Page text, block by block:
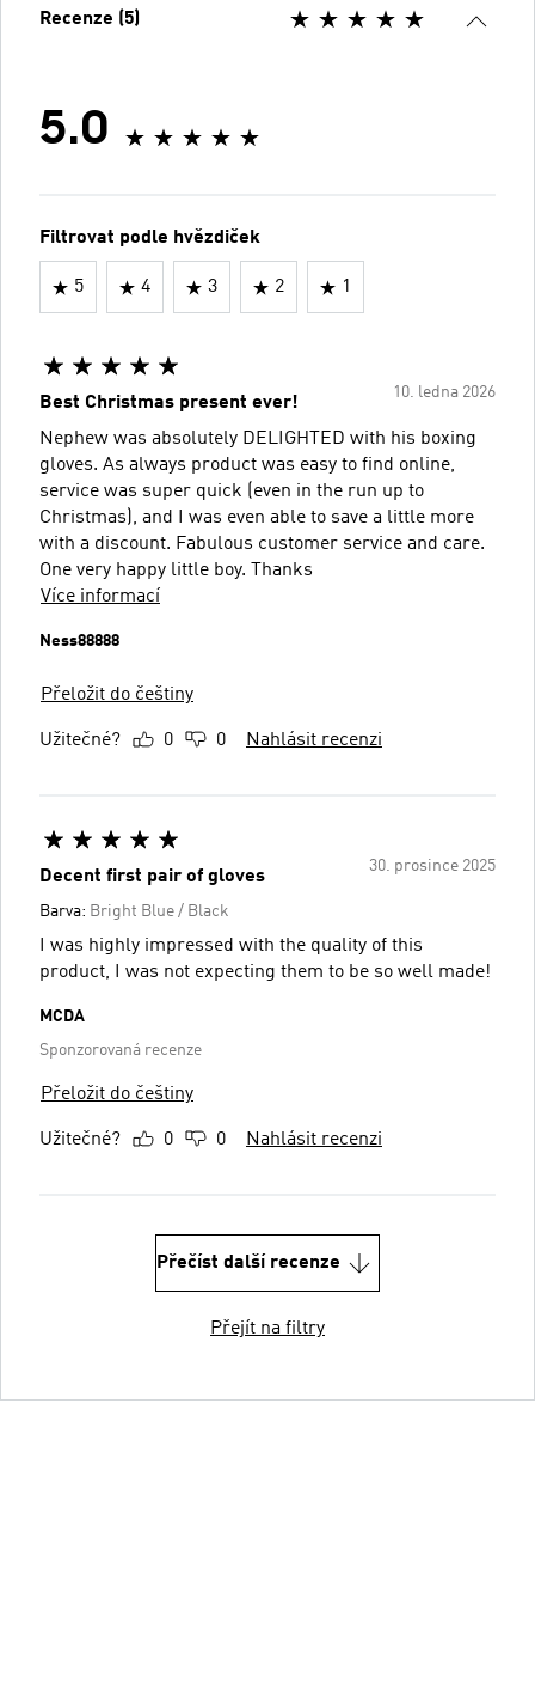
Recenze (5)
5.0
Filtrovat podle hvězdiček
5 4 3 2 1
10. ledna 2026
Best Christmas present ever!
Nephew was absolutely DELIGHTED with his boxing
gloves. As always product was easy to find online,
service was super quick (even in the run up to
Christmas), and I was even able to save a little more
with a discount. Fabulous customer service and care.
One very happy little boy. Thanks
Více informací
Ness88888
Přeložit do češtiny
Užitečné? 0 0 Nahlásit recenzi
30. prosince 2025
Decent first pair of gloves
Barva: Bright Blue / Black
I was highly impressed with the quality of this
product, I was not expecting them to be so well made!
MCDA
Sponzorovaná recenze
Přeložit do češtiny
Užitečné? 0 0 Nahlásit recenzi
Přečíst další recenze
Přejít na filtry